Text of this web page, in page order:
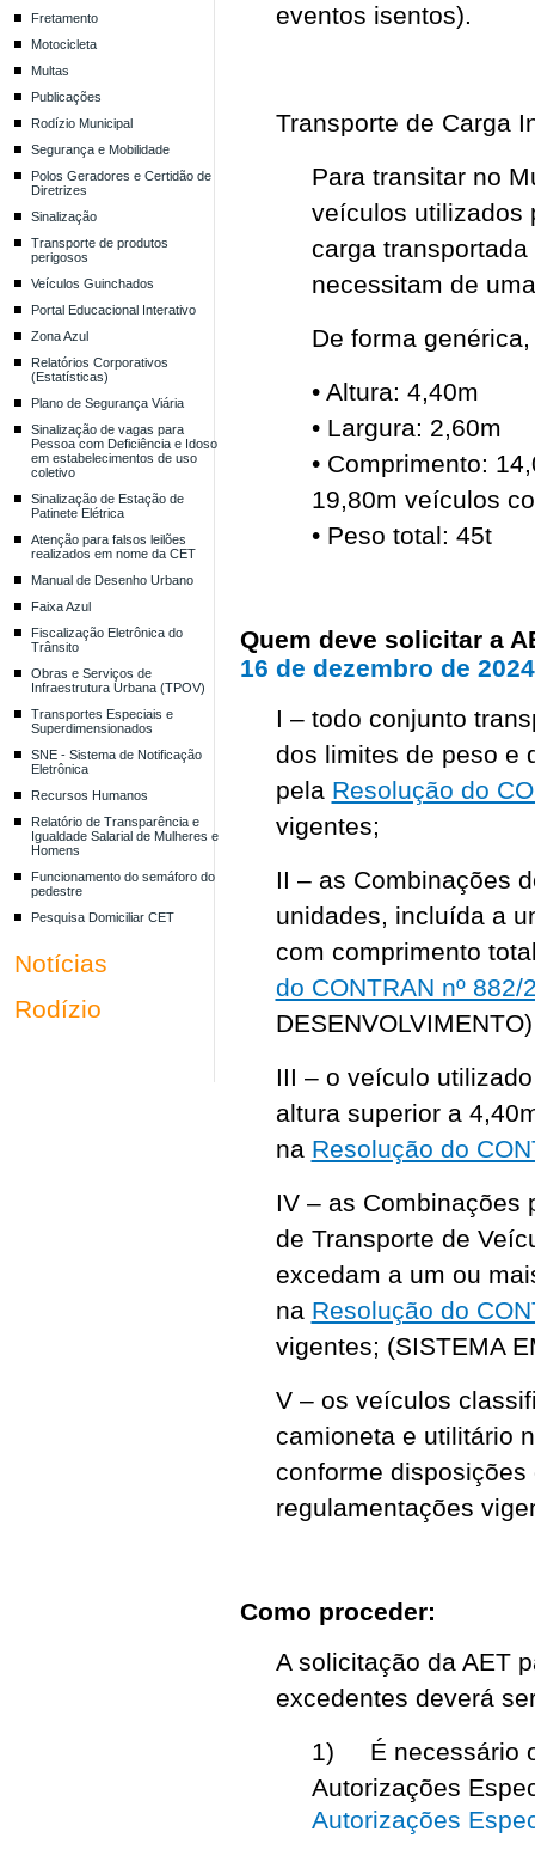
Fretamento
Motocicleta
Multas
Publicações
Rodízio Municipal
Segurança e Mobilidade
Polos Geradores e Certidão de
Diretrizes
Sinalização
Transporte de produtos
perigosos
Veículos Guinchados
Portal Educacional Interativo
Zona Azul
Relatórios Corporativos
(Estatísticas)
Plano de Segurança Viária
Sinalização de vagas para
Pessoa com Deficiência e Idoso
em estabelecimentos de uso
coletivo
Sinalização de Estação de
Patinete Elétrica
Atenção para falsos leilões
realizados em nome da CET
Manual de Desenho Urbano
Faixa Azul
Fiscalização Eletrônica do
Trânsito
Obras e Serviços de
Infraestrutura Urbana (TPOV)
Transportes Especiais e
Superdimensionados
SNE - Sistema de Notificação
Eletrônica
Recursos Humanos
Relatório de Transparência e
Igualdade Salarial de Mulheres e
Homens
Funcionamento do semáforo do
pedestre
Pesquisa Domiciliar CET
Notícias
Rodízio
eventos isentos).
Transporte de Carga
Para transitar no
veículos utilizados
carga
necessitam de
De forma
• Altura: 4,40m
• Largura: 2,60m
• Comprimento:
19,80m veículos
• Peso total: 45t
Quem deve solicitar a
16 de dezembro de 2024
I – todo conjunto
dos limites de peso e
pela Resolução do
vigentes;
II – as Combinações
unidades, incluída a
com comprimento
do CONTRAN nº 882/
DESENVOLVIMENTO)
III – o veículo
altura superior a
na Resolução do
IV – as Combinações
de Transporte de
excedam a um ou
na Resolução do
vigentes; (SISTEMA
V – os veículos
camioneta e utilitário
conforme
regulamentações
Como proceder:
A solicitação da AET
excedentes deverá
1) É necessário o
Autorizações
Autorizações